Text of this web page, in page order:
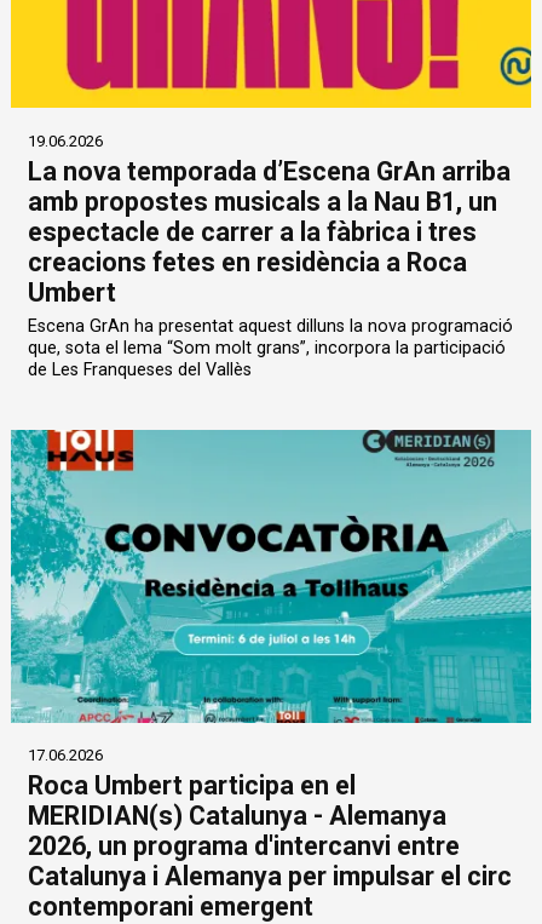
19.06.2026
La nova temporada d’Escena GrAn arriba
amb propostes musicals a la Nau B1, un
espectacle de carrer a la fàbrica i tres
creacions fetes en residència a Roca
Umbert
Escena GrAn ha presentat aquest dilluns la nova programació
que, sota el lema “Som molt grans”, incorpora la participació
de Les Franqueses del Vallès
17.06.2026
Roca Umbert participa en el
MERIDIAN(s) Catalunya - Alemanya
2026, un programa d'intercanvi entre
Catalunya i Alemanya per impulsar el circ
contemporani emergent